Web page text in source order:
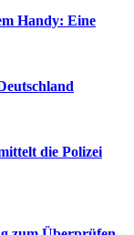
Handy: Eine
die Polizei